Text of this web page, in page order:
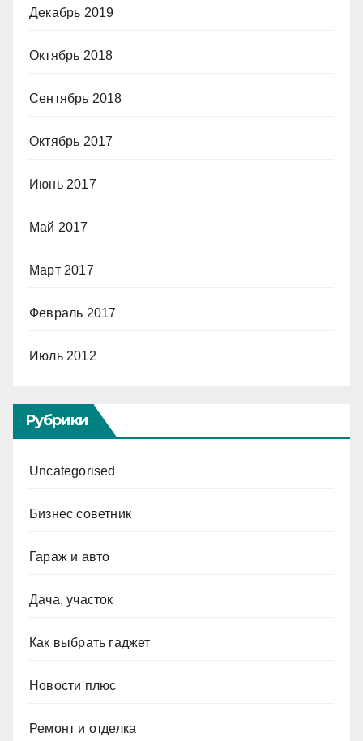
Декабрь 2019
Октябрь 2018
Сентябрь 2018
Октябрь 2017
Июнь 2017
Май 2017
Март 2017
Февраль 2017
Июль 2012
Рубрики
Uncategorised
Бизнес советник
Гараж и авто
Дача, участок
Как выбрать гаджет
Новости плюс
Ремонт и отделка